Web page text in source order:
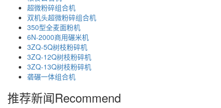
超微粉碎组合机
双机头超微粉碎组合机
350型全麦面粉机
6N-2000商用碾米机
3ZQ-5Q树枝粉碎机
3ZQ-12Q树枝粉碎机
3ZQ-13Q树枝粉碎机
砻碾一体组合机
推荐新闻Recommend